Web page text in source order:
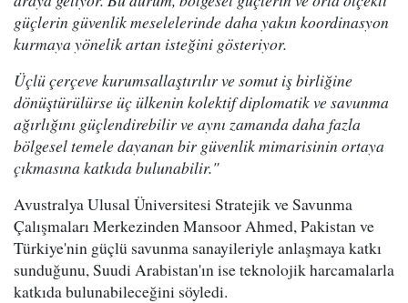
güçlerin güvenlik meselelerinde daha yakın koordinasyon
kurmaya yönelik artan isteğini gösteriyor.
Üçlü çerçeve kurumsallaştırılır ve somut iş birliğine
dönüştürülürse üç ülkenin kolektif diplomatik ve savunma
ağırlığını güçlendirebilir ve aynı zamanda daha fazla
bölgesel temele dayanan bir güvenlik mimarisinin ortaya
çıkmasına katkıda bulunabilir."
Avustralya Ulusal Üniversitesi Stratejik ve Savunma
Çalışmaları Merkezinden Mansoor Ahmed, Pakistan ve
Türkiye'nin güçlü savunma sanayileriyle anlaşmaya katkı
sunduğunu, Suudi Arabistan'ın ise teknolojik harcamalarla
katkıda bulunabileceğini söyledi.